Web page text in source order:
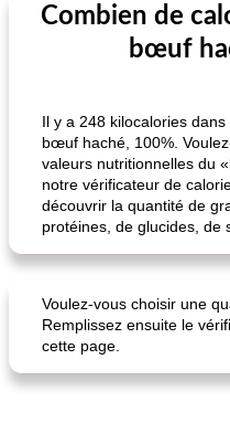
Combien de
bœuf
Il y a 248 kilocalories
bœuf haché, 100%.
valeurs nutritionnelles du
notre vérificateur de
découvrir la quantité de
protéines, de glucides, de
Voulez-vous choisir une
Remplissez ensuite le
cette page.